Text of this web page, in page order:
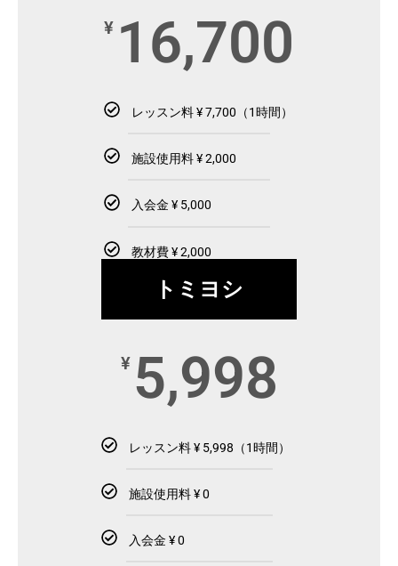
¥ 16,700
レッスン料 ¥ 7,700（1時間）
施設使用料 ¥ 2,000
入会金 ¥ 5,000
教材費 ¥ 2,000
トミヨシ
¥ 5,998
レッスン料 ¥ 5,998（1時間）
施設使用料 ¥ 0
入会金 ¥ 0